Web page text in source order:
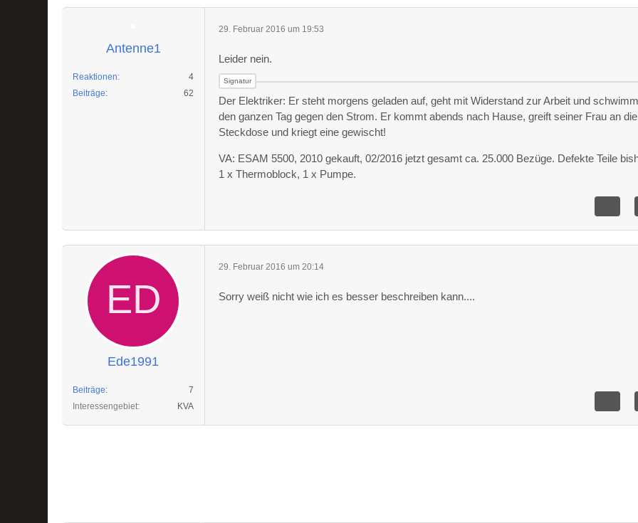
Antenne1
Reaktionen
4
Beiträge
62
29. Februar 2016 um 19:53
Leider nein.
Der Elektriker: Er steht morgens geladen auf, geht mit Widerstand zur Arbeit und
den ganzen Tag gegen den Strom. Er kommt abends nach Hause, greift seiner Frau an die
Steckdose und kriegt eine gewischt!
VA: ESAM 5500, 2010 gekauft, 02/2016 jetzt gesamt ca. 25.000 Bezüge. Defekte Teile
1 x Thermoblock, 1 x Pumpe.
Ede1991
Beiträge
7
Interessengebiet
KVA
29. Februar 2016 um 20:14
Sorry weiß nicht wie ich es besser beschreiben kann....